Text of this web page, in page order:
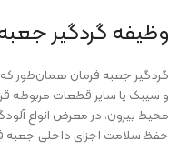
وظیفه گردگیر
گردگیر جعبه فرمان همان‌طور
و سیبک یا سایر قطعات مربوطه
محیط بیرون، در معرض انواع
حفظ سلامت اجزای داخلی جعبه